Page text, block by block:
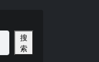
搜
索